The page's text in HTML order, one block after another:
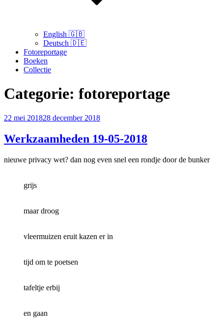
English 🇬🇧
Deutsch 🇩🇪
Fotoreportage
Boeken
Collectie
Categorie: fotoreportage
Geplaatst
22 mei 201828 december 2018
Werkzaamheden 19-05-2018
nieuwe privacy wet? dan nog even snel een rondje door de bunker
grijs
maar droog
vleermuizen eruit kazen er in
tijd om te poetsen
tafeltje erbij
en gaan